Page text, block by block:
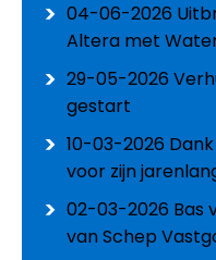
04-06-2026
Altera met
29-05-2026
gestart
10-03-2026
voor zijn
02-03-2026 Bas
van Schep